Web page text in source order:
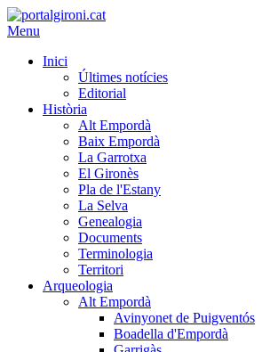
Menu
Inici
Últimes notícies
Editorial
Història
Alt Empordà
Baix Empordà
La Garrotxa
El Gironès
Pla de l'Estany
La Selva
Genealogia
Documents
Terminologia
Territori
Arqueologia
Alt Empordà
Avinyonet de Puigventós
Boadella d'Empordà